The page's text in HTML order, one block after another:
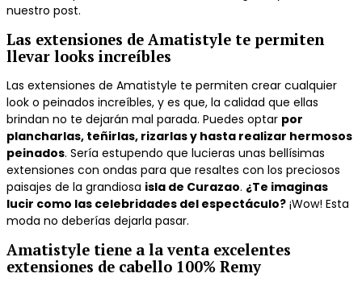
nuestro post.
Las extensiones de Amatistyle te permiten
llevar looks increíbles
Las extensiones de Amatistyle te permiten crear cualquier
look o peinados increíbles, y es que, la calidad que ellas
brindan no te dejarán mal parada. Puedes optar por
plancharlas, teñirlas, rizarlas y hasta realizar hermosos
peinados. Sería estupendo que lucieras unas bellísimas
extensiones con ondas para que resaltes con los preciosos
paisajes de la grandiosa isla de Curazao. ¿Te imaginas
lucir como las celebridades del espectáculo? ¡Wow! Esta
moda no deberías dejarla pasar.
Amatistyle tiene a la venta excelentes
extensiones de cabello 100% Remy